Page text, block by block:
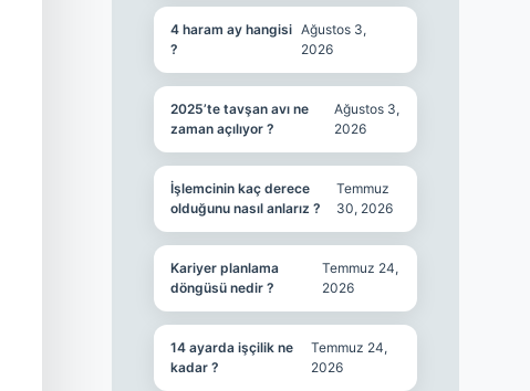
4 haram ay hangisi
?
Ağustos 3,
2026
2025’te tavşan avı ne
zaman açılıyor ?
Ağustos 3,
2026
İşlemcinin kaç derece
olduğunu nasıl anlarız ?
Temmuz
30, 2026
Kariyer planlama
döngüsü nedir ?
Temmuz 24,
2026
14 ayarda işçilik ne
kadar ?
Temmuz 24,
2026